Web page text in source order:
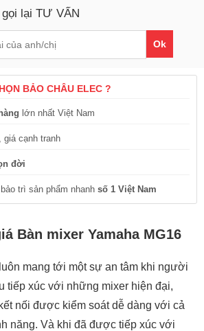
lại TƯ VẤN
Ok
BẢO CHÂU ELEC ?
lớn nhất Việt Nam
, giá cạnh tranh
đời
trì sản phẩm nhanh số 1 Việt Nam
Bàn mixer Yamaha MG16
mang tới một sự an tâm khi người
tiếp xúc với những mixer hiện đại,
nối được kiểm soát dễ dàng với cả
năng. Và khi đã được tiếp xúc với